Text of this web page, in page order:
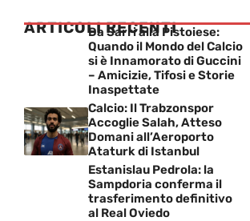
ARTICOLI RECENTI
Da Sarri alla Pistoiese:
Quando il Mondo del Calcio
si è Innamorato di Guccini
– Amicizie, Tifosi e Storie
Inaspettate
Calcio: Il Trabzonspor
Accoglie Salah, Atteso
Domani all’Aeroporto
Ataturk di Istanbul
Estanislau Pedrola: la
Sampdoria conferma il
trasferimento definitivo
al Real Oviedo